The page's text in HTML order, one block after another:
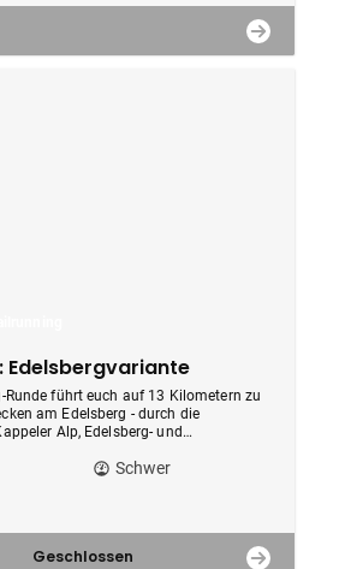
Edelsbergvariante
Runde führt euch auf 13 Kilometern zu
am Edelsberg - durch die
Alp, Edelsberg- und
Schwer
Geschlossen